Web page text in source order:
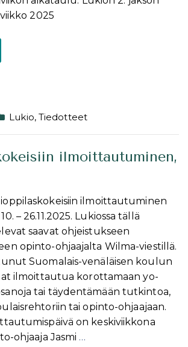
2025
Lukio, Tiedotteet
ilmoittautuminen,
ilmoittautuminen
– 26.11.2025. Lukiossa tällä
saavat ohjeistukseen
opinto-ohjaajalta Wilma-viestillä.
Suomalais-venäläisen koulun
ilmoittautua korottamaan yo-
tai täydentämään tutkintoa,
tai opinto-ohjaajaan.
on keskiviikkona
ohjaaja Jasmi …